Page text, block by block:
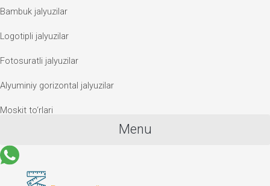
Bambuk jalyuzilar
Logotipli jalyuzilar
Fotosuratli jalyuzilar
Alyuminiy gorizontal jalyuzilar
Moskit to‘rlari
Menu